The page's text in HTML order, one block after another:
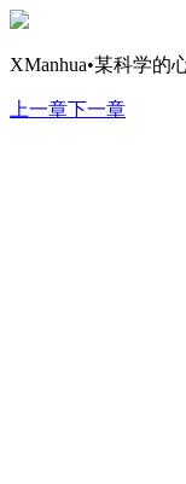
XManhua•某科学的
上一章下一章